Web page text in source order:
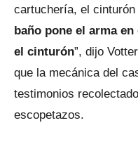
cartuchería, el
baño pone el arma
el cinturón”, dijo
que la mecánica del
testimonios
escopetazos.